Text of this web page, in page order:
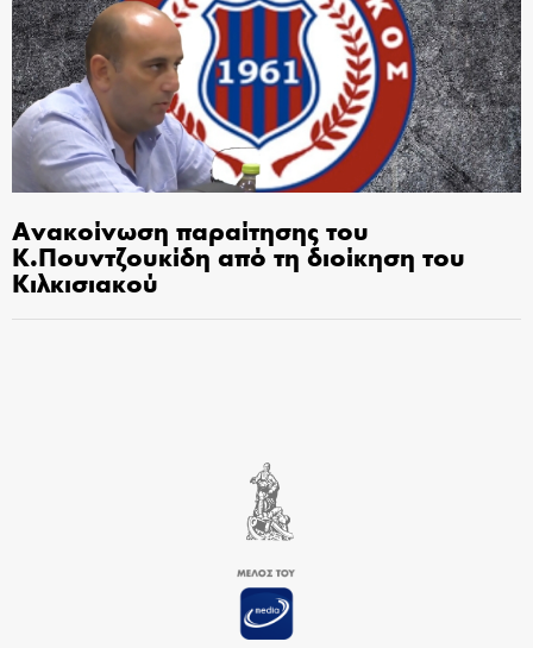
Ανακοίνωση παραίτησης του
Κ.Πουντζουκίδη από τη διοίκηση του
Κιλκισιακού